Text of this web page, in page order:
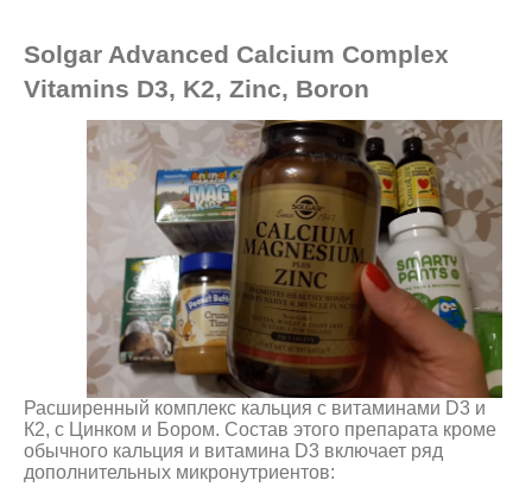
Solgar Advanced Calcium Complex
Vitamins D3, K2, Zinc, Boron
Расширенный комплекс кальция с витаминами D3 и
К2, с Цинком и Бором. Состав этого препарата кроме
обычного кальция и витамина D3 включает ряд
дополнительных микронутриентов: